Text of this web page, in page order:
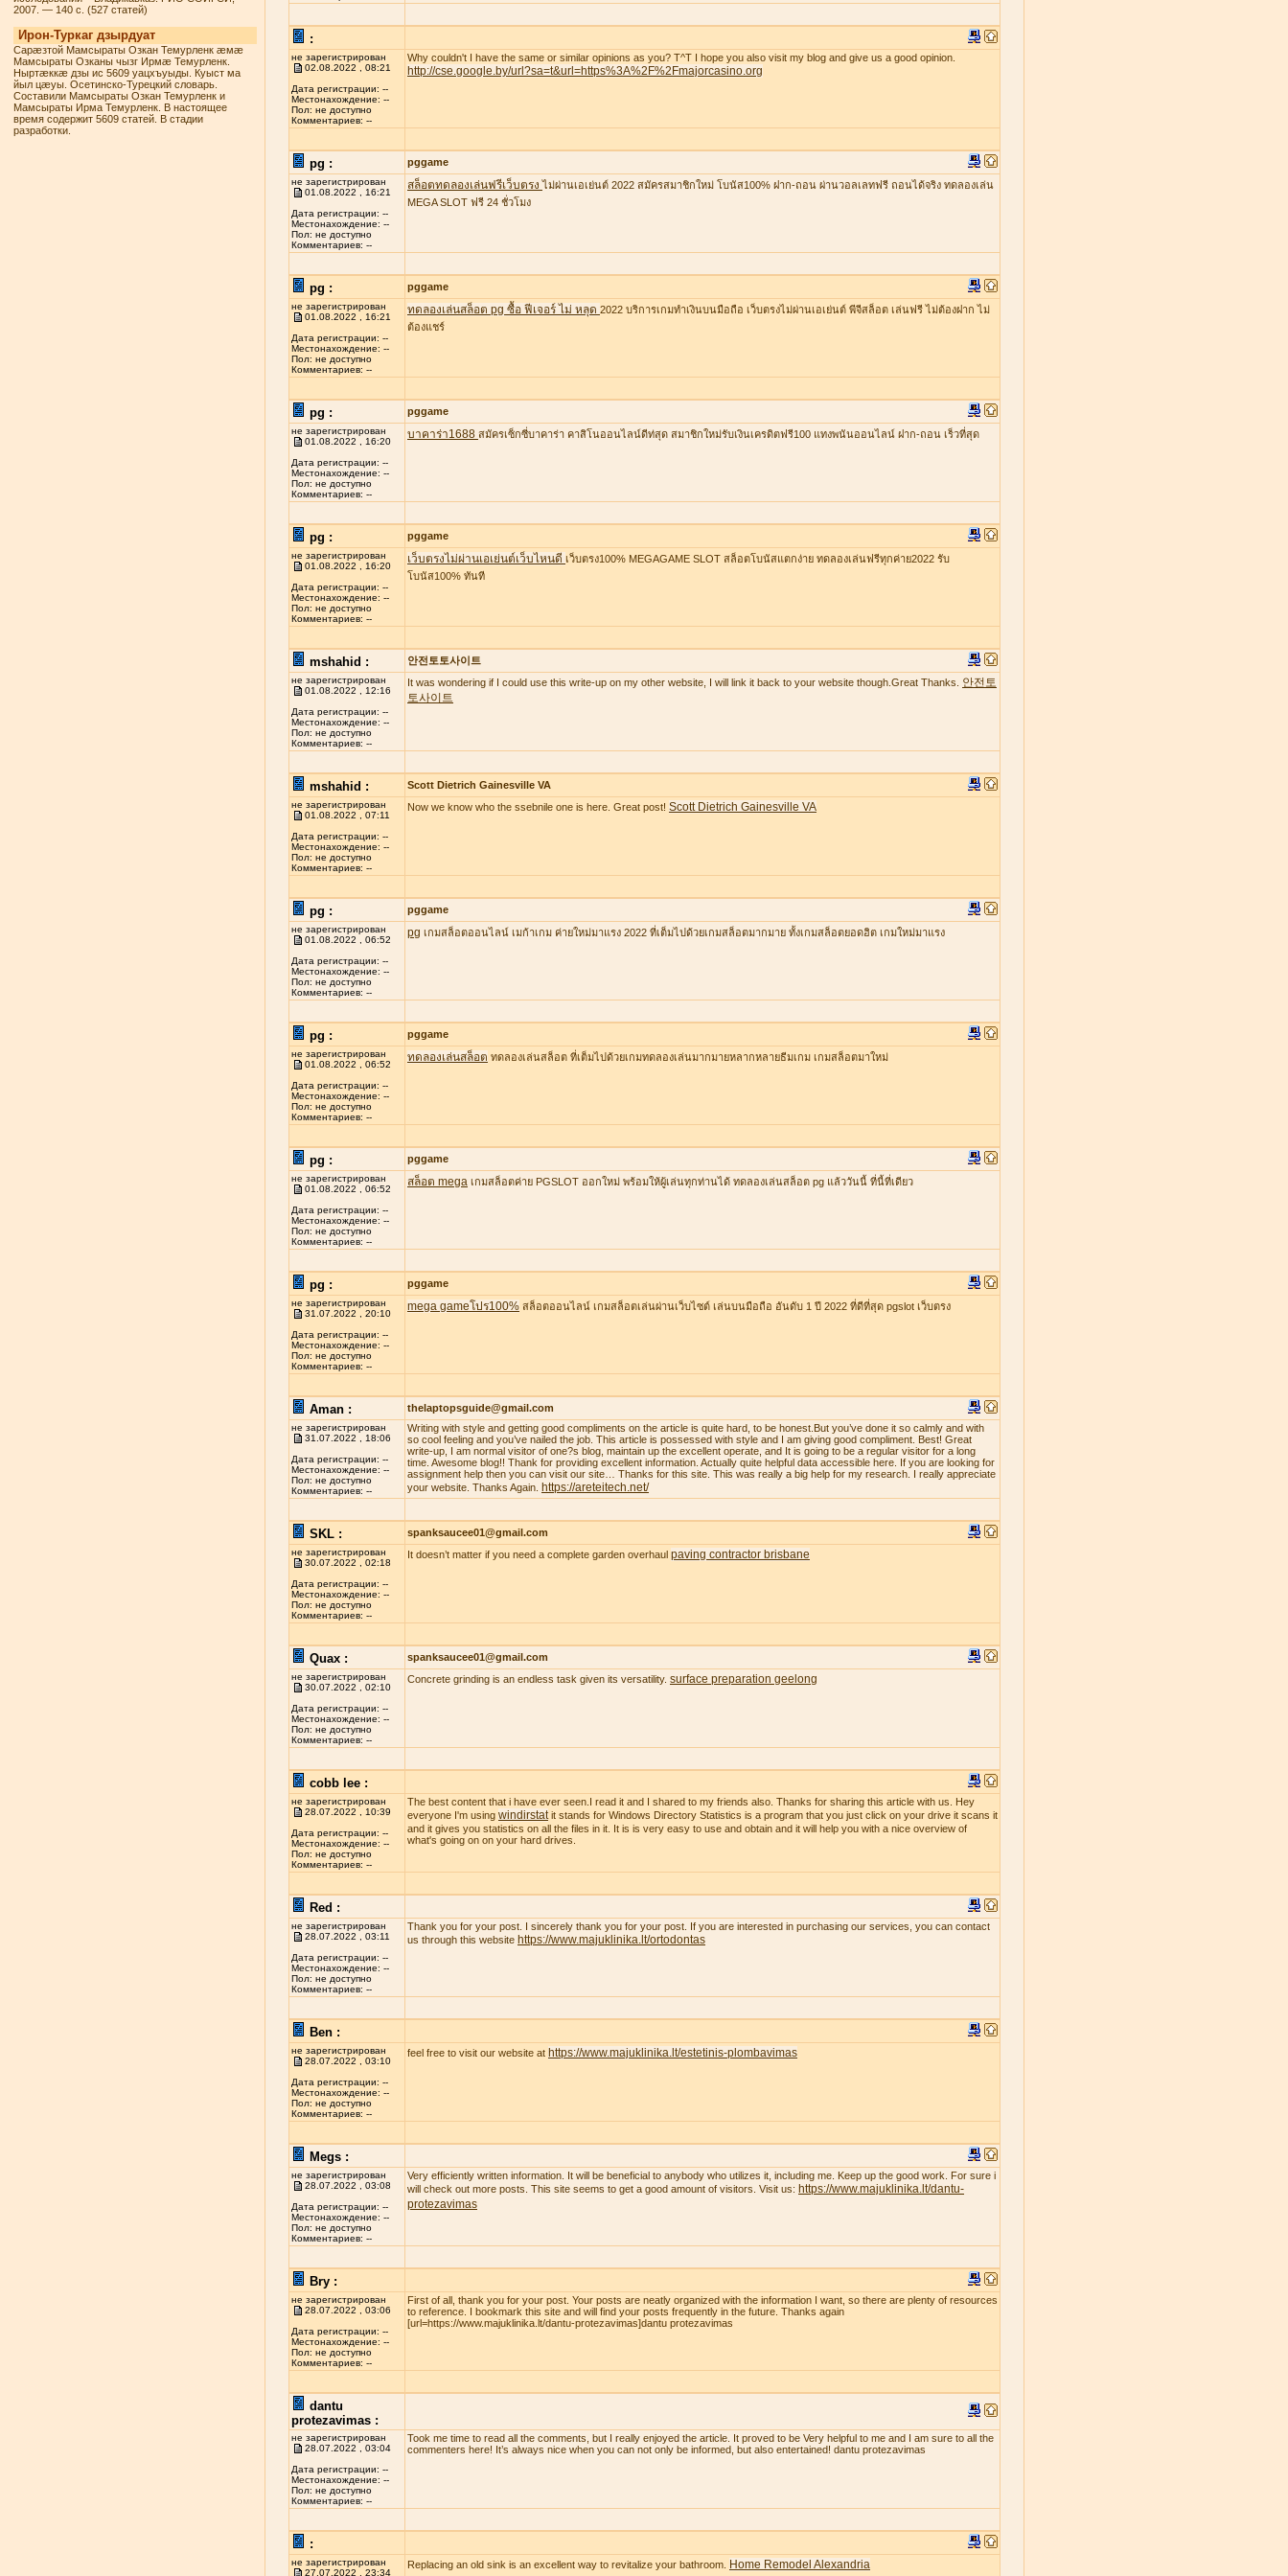
2007. — 140 с. (527 статей)
Ирон-Туркаг дзырдуат
Сарæзтой Мамсыраты Озкан Темурленк æмæ
Мамсыраты Озканы чызг Ирмæ Темурленк.
Ныртæккæ дзы ис 5609 уацхъуыды. Куыст ма
йыл цæуы. Осетинско-Турецкий словарь.
Составили Мамсыраты Озкан Темурленк и
Мамсыраты Ирма Темурленк. В настоящее
время содержит 5609 статей. В стадии
разработки.
:
не зарегистрирован
02.08.2022 , 08:21
Дата регистрации: --
Местонахождение: --
Пол: не доступно
Комментариев: --
Why couldn't I have the same or similar opinions as you? T^T I hope you also visit my blog and give us a good opinion.
http://cse.google.by/url?sa=t&url=https%3A%2F%2Fmajorcasino.org
pg : pggame
не зарегистрирован
01.08.2022 , 16:21
Дата регистрации: --
Местонахождение: --
Пол: не доступно
Комментариев: --
สล็อตทดลองเล่นฟรีเว็บตรงไม่ผ่านเอเย่นต์ 2022 สมัครสมาชิกใหม่ โบนัส100% ฝาก-ถอน ผ่านวอลเลทฟรี ถอนได้จริง ทดลองเล่น
MEGA SLOT ฟรี 24 ชั่วโมง
pg : pggame
не зарегистрирован
01.08.2022 , 16:21
Дата регистрации: --
Местонахождение: --
Пол: не доступно
Комментариев: --
ทดลองเล่นสล็อต pg ซื้อ ฟีเจอร์ ไม่ หลุด 2022 บริการเกมทำเงินบนมือถือ เว็บตรงไม่ผ่านเอเย่นต์ พีจีสล็อต เล่นฟรี ไม่ต้องฝาก ไม่
ต้องแชร์
pg : pggame
не зарегистрирован
01.08.2022 , 16:20
Дата регистрации: --
Местонахождение: --
Пол: не доступно
Комментариев: --
บาคาร่า1688 สมัครเซ็กซี่บาคาร่า คาสิโนออนไลน์ดีท่สุด สมาชิกใหม่รับเงินเครดิตฟรี100 แทงพนันออนไลน์ ฝาก-ถอน เร็วที่สุด
pg : pggame
не зарегистрирован
01.08.2022 , 16:20
Дата регистрации: --
Местонахождение: --
Пол: не доступно
Комментариев: --
เว็บตรงไม่ผ่านเอเย่นต์เว็บไหนดี เว็บตรง100% MEGAGAME SLOT สล็อตโบนัสแตกง่าย ทดลองเล่นฟรีทุกค่าย2022 รับ
โบนัส100% ทันที
mshahid : 안전토토사이트
не зарегистрирован
01.08.2022 , 12:16
Дата регистрации: --
Местонахождение: --
Пол: не доступно
Комментариев: --
It was wondering if I could use this write-up on my other website, I will link it back to your website though.Great Thanks. 안전토
토사이트
mshahid : Scott Dietrich Gainesville VA
не зарегистрирован
01.08.2022 , 07:11
Дата регистрации: --
Местонахождение: --
Пол: не доступно
Комментариев: --
Now we know who the ssebnile one is here. Great post! Scott Dietrich Gainesville VA
pg : pggame
не зарегистрирован
01.08.2022 , 06:52
Дата регистрации: --
Местонахождение: --
Пол: не доступно
Комментариев: --
pg เกมสล็อตออนไลน์ เมก้าเกม ค่ายใหม่มาแรง 2022 ที่เต็มไปด้วยเกมสล็อตมากมาย ทั้งเกมสล็อตยอดฮิต เกมใหม่มาแรง
pg : pggame
не зарегистрирован
01.08.2022 , 06:52
Дата регистрации: --
Местонахождение: --
Пол: не доступно
Комментариев: --
ทดลองเล่นสล็อต ทดลองเล่นสล็อต ที่เต็มไปด้วยเกมทดลองเล่นมากมายหลากหลายธีมเกม เกมสล็อตมาใหม่
pg : pggame
не зарегистрирован
01.08.2022 , 06:52
Дата регистрации: --
Местонахождение: --
Пол: не доступно
Комментариев: --
สล็อต mega เกมสล็อตค่าย PGSLOT ออกใหม่ พร้อมให้ผู้เล่นทุกท่านได้ ทดลองเล่นสล็อต pg แล้ววันนี้ ที่นี้ที่เดียว
pg : pggame
не зарегистрирован
31.07.2022 , 20:10
Дата регистрации: --
Местонахождение: --
Пол: не доступно
Комментариев: --
mega gameโปร100% สล็อตออนไลน์ เกมสล็อตเล่นผ่านเว็บไซต์ เล่นบนมือถือ อันดับ 1 ปี 2022 ที่ดีที่สุด pgslot เว็บตรง
Aman : thelaptopsguide@gmail.com
не зарегистрирован
31.07.2022 , 18:06
Дата регистрации: --
Местонахождение: --
Пол: не доступно
Комментариев: --
Writing with style and getting good compliments on the article is quite hard, to be honest.But you’ve done it so calmly and with
so cool feeling and you’ve nailed the job. This article is possessed with style and I am giving good compliment. Best! Great
write-up, I am normal visitor of one?s blog, maintain up the excellent operate, and It is going to be a regular visitor for a long
time. Awesome blog!! Thank for providing excellent information. Actually quite helpful data accessible here. If you are looking for
assignment help then you can visit our site… Thanks for this site. This was really a big help for my research. I really appreciate
your website. Thanks Again.
https://areteitech.net/
SKL : spanksaucee01@gmail.com
не зарегистрирован
30.07.2022 , 02:18
Дата регистрации: --
Местонахождение: --
Пол: не доступно
Комментариев: --
It doesn’t matter if you need a complete garden overhaul paving contractor brisbane
Quax : spanksaucee01@gmail.com
не зарегистрирован
30.07.2022 , 02:10
Дата регистрации: --
Местонахождение: --
Пол: не доступно
Комментариев: --
Concrete grinding is an endless task given its versatility. surface preparation geelong
cobb lee :
не зарегистрирован
28.07.2022 , 10:39
Дата регистрации: --
Местонахождение: --
Пол: не доступно
Комментариев: --
The best content that i have ever seen.I read it and I shared to my friends also. Thanks for sharing this article with us. Hey
everyone I'm using windirstat it stands for Windows Directory Statistics is a program that you just click on your drive it scans it
and it gives you statistics on all the files in it. It is is very easy to use and obtain and it will help you with a nice overview of
what's going on on your hard drives.
Red :
не зарегистрирован
28.07.2022 , 03:11
Дата регистрации: --
Местонахождение: --
Пол: не доступно
Комментариев: --
Thank you for your post. I sincerely thank you for your post. If you are interested in purchasing our services, you can contact
us through this website https://www.majuklinika.lt/ortodontas
Ben :
не зарегистрирован
28.07.2022 , 03:10
Дата регистрации: --
Местонахождение: --
Пол: не доступно
Комментариев: --
feel free to visit our website at https://www.majuklinika.lt/estetinis-plombavimas
Megs :
не зарегистрирован
28.07.2022 , 03:08
Дата регистрации: --
Местонахождение: --
Пол: не доступно
Комментариев: --
Very efficiently written information. It will be beneficial to anybody who utilizes it, including me. Keep up the good work. For sure i
will check out more posts. This site seems to get a good amount of visitors. Visit us: https://www.majuklinika.lt/dantu-
protezavimas
Bry :
не зарегистрирован
28.07.2022 , 03:06
Дата регистрации: --
Местонахождение: --
Пол: не доступно
Комментариев: --
First of all, thank you for your post. Your posts are neatly organized with the information I want, so there are plenty of resources
to reference. I bookmark this site and will find your posts frequently in the future. Thanks again
[url=https://www.majuklinika.lt/dantu-protezavimas]dantu protezavimas
dantu
protezavimas :
не зарегистрирован
28.07.2022 , 03:04
Дата регистрации: --
Местонахождение: --
Пол: не доступно
Комментариев: --
Took me time to read all the comments, but I really enjoyed the article. It proved to be Very helpful to me and I am sure to all the
commenters here! It’s always nice when you can not only be informed, but also entertained! dantu protezavimas
:
не зарегистрирован
27.07.2022 , 23:34
Replacing an old sink is an excellent way to revitalize your bathroom. Home Remodel Alexandria